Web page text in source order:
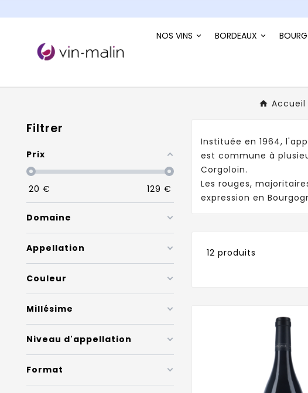
NOS VINS BORDEAUX
Accueil
Filtrer
Prix
20 € 129 €
Domaine
Appellation
Couleur
Millésime
Niveau d'appellation
Format
Instituée en 1964,
est commune à
Corgoloin.
Les rouges,
expression en
12 produits